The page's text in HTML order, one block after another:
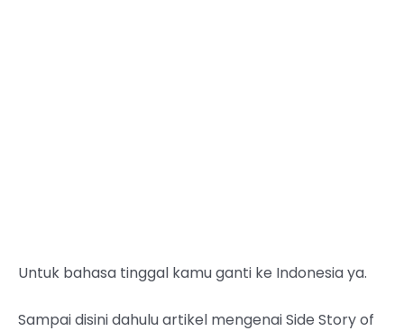
Untuk bahasa tinggal kamu ganti ke Indonesia ya.
Sampai disini dahulu artikel mengenai Side Story of